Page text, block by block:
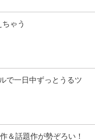
ゃう
で一日中ずっとうるツ
＆話題作が勢ぞろい！